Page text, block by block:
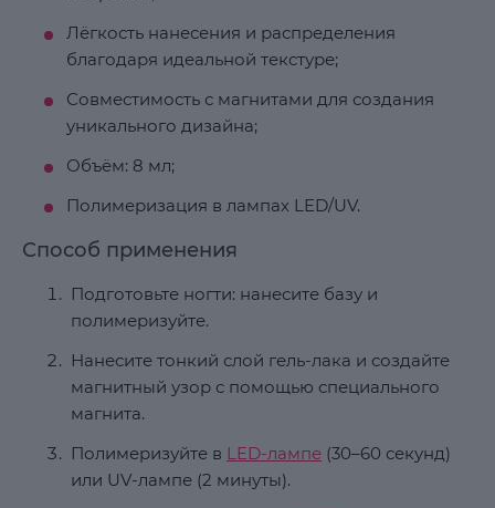
Лёгкость нанесения и распределения
благодаря идеальной текстуре;
Совместимость с магнитами для создания
уникального дизайна;
Объём: 8 мл;
Полимеризация в лампах LED/UV.
Способ применения
Подготовьте ногти: нанесите базу и
полимеризуйте.
Нанесите тонкий слой гель-лака и создайте
магнитный узор с помощью специального
магнита.
Полимеризуйте в LED-лампе (30–60 секунд)
или UV-лампе (2 минуты).